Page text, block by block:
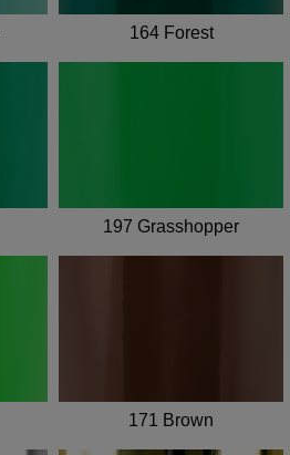
164 Forest
197 Grasshopper
171 Brown